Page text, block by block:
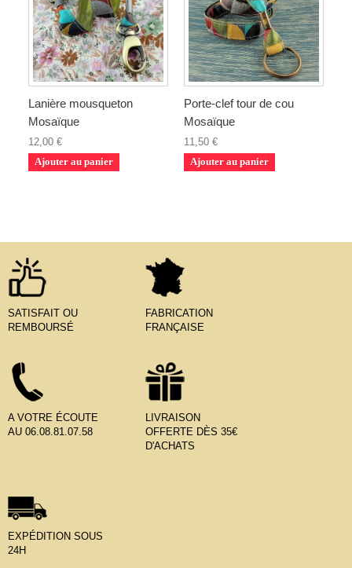
Lanière mousqueton
Mosaïque
12,00 €
Ajouter au panier
Porte-clef tour de cou
Mosaïque
11,50 €
Ajouter au panier
SATISFAIT OU
REMBOURSÉ
FABRICATION
FRANÇAISE
A VOTRE ÉCOUTE
AU 06.08.81.07.58
LIVRAISON
OFFERTE DÈS 35€
D'ACHATS
EXPÉDITION SOUS
24H